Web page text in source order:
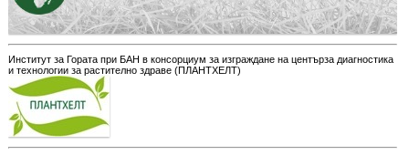
Институт за Гората при БАН в консорциум за изграждане на центърза диагностика
и технологии за растително здраве (ПЛАНТХЕЛТ)